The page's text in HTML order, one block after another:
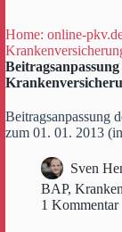
Home: online-
Beitragsanpassung
zum 01. 01. 2013
Sven
BAP,
1 Kommentar